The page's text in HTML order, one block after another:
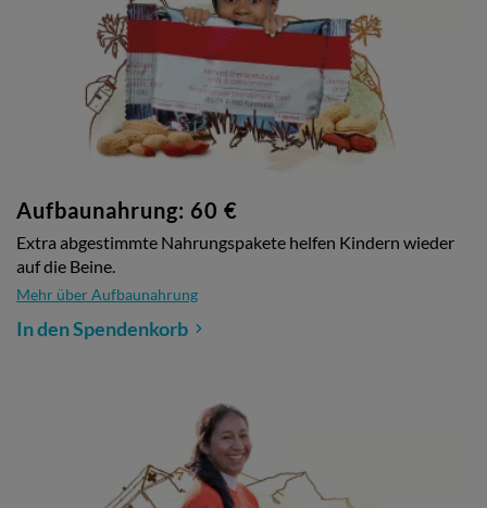
Aufbaunahrung: 60 €
Extra abgestimmte Nahrungspakete helfen Kindern wieder
auf die Beine.
Mehr über Aufbaunahrung
In den Spendenkorb